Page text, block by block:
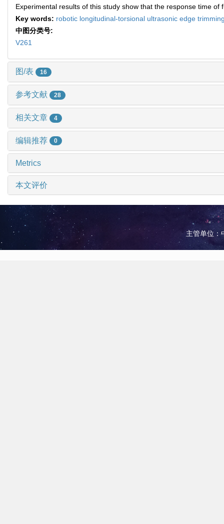
Experimental results of this study show that the response time
Key words: robotic longitudinal-torsional ultrasonic edge
中图分类号:
V261
图/表 16
参考文献 28
相关文章 4
编辑推荐 0
Metrics
本文评价
主管单位：